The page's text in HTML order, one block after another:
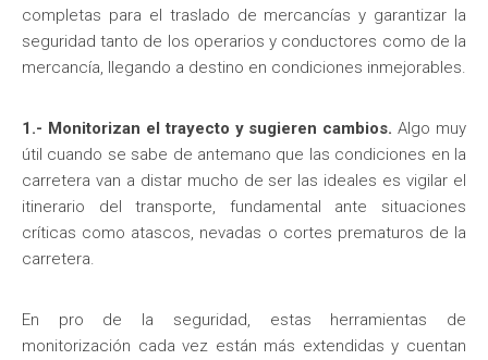
completas para el traslado de mercancías y garantizar la
seguridad tanto de los operarios y conductores como de la
mercancía, llegando a destino en condiciones inmejorables.
1.- Monitorizan el trayecto y sugieren cambios.Algo muy
útil cuando se sabe de antemano que las condiciones en la
carretera van a distar mucho de ser las ideales es vigilar el
itinerario del transporte, fundamental ante situaciones
críticas como atascos, nevadas o cortes prematuros de la
carretera.
En pro de la seguridad, estas herramientas de
monitorización cada vez están más extendidas y cuentan